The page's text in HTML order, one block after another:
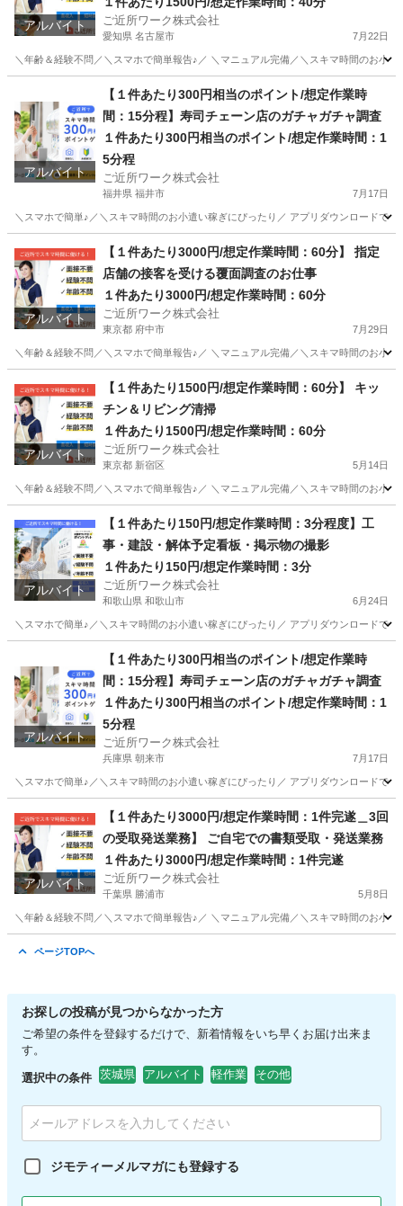
アルバイト ご近所ワーク株式会社
愛知県 名古屋市 7月22日
＼年齢＆経験不問／＼スマホで簡単報告♪／ ＼マニュアル完備／＼スキマ時間のお小
その他
アルバイト
【１件あたり300円相当のポイント/想定作業時
間：15分程】寿司チェーン店のガチャガチャ調査
１件あたり300円相当のポイント/想定作業時間：1
5分程
ご近所ワーク株式会社
福井県 福井市 7月17日
＼スマホで簡単♪／＼スキマ時間のお小遣い稼ぎにぴったり／ アプリダウンロードで
その他
アルバイト
【１件あたり3000円/想定作業時間：60分】 指定
店舗の接客を受ける覆面調査のお仕事
１件あたり3000円/想定作業時間：60分
ご近所ワーク株式会社
東京都 府中市 7月29日
＼年齢＆経験不問／＼スマホで簡単報告♪／ ＼マニュアル完備／＼スキマ時間のお小
その他
アルバイト
【１件あたり1500円/想定作業時間：60分】 キッ
チン＆リビング清掃
１件あたり1500円/想定作業時間：60分
ご近所ワーク株式会社
東京都 新宿区 5月14日
＼年齢＆経験不問／＼スマホで簡単報告♪／ ＼マニュアル完備／＼スキマ時間のお小
その他 1件
アルバイト
【１件あたり150円/想定作業時間：3分程度】工
事・建設・解体予定看板・掲示物の撮影
１件あたり150円/想定作業時間：3分
ご近所ワーク株式会社
和歌山県 和歌山市 6月24日
＼スマホで簡単♪／＼スキマ時間のお小遣い稼ぎにぴったり／ アプリダウンロードで
和歌山市 その他
アルバイト
【１件あたり300円相当のポイント/想定作業時
間：15分程】寿司チェーン店のガチャガチャ調査
１件あたり300円相当のポイント/想定作業時間：1
5分程
ご近所ワーク株式会社
兵庫県 朝来市 7月17日
＼スマホで簡単♪／＼スキマ時間のお小遣い稼ぎにぴったり／ アプリダウンロードで
その他 ガチャガチャ
アルバイト
【１件あたり3000円/想定作業時間：1件完遂＿3回
の受取発送業務】 ご自宅での書類受取・発送業務
１件あたり3000円/想定作業時間：1件完遂
ご近所ワーク株式会社
千葉県 勝浦市 5月8日
＼年齢＆経験不問／＼スマホで簡単報告♪／ ＼マニュアル完備／＼スキマ時間のお小
ページTOPへ
お探しの投稿が見つからなかった方
ご希望の条件を登録するだけで、新着情報をいち早くお届け出来ま
す。
選択中の条件 茨城県 アルバイト 軽作業 その他
ジモティーメルマガにも登録する